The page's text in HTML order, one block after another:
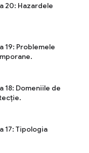
20: Hazardele
19: Problemele
18: Domeniile de
17: Tipologia